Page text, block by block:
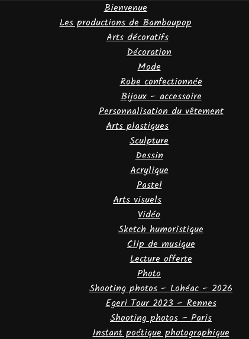
Bienvenue
Les productions de Bamboupop
Arts décoratifs
Décoration
Mode
Robe confectionnée
Bijoux – accessoire
Personnalisation du vêtement
Arts plastiques
Sculpture
Dessin
Acrylique
Pastel
Arts visuels
Vidéo
Sketch humoristique
Clip de musique
Lecture offerte
Photo
Shooting photos – Lohéac – 2026
Egeri Tour 2023 – Rennes
Shooting photos – Paris
Instant poétique photographique